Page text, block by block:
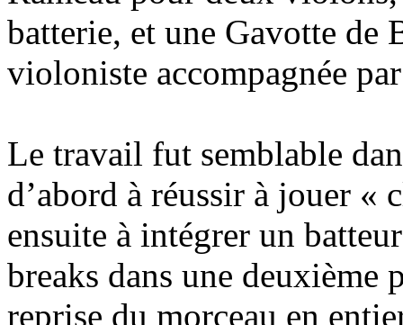
batterie, et une Gavotte de
violoniste accompagnée
Le travail fut semblable
d’abord à réussir à jouer «
ensuite à intégrer un
breaks dans une deuxième
reprise du morceau en